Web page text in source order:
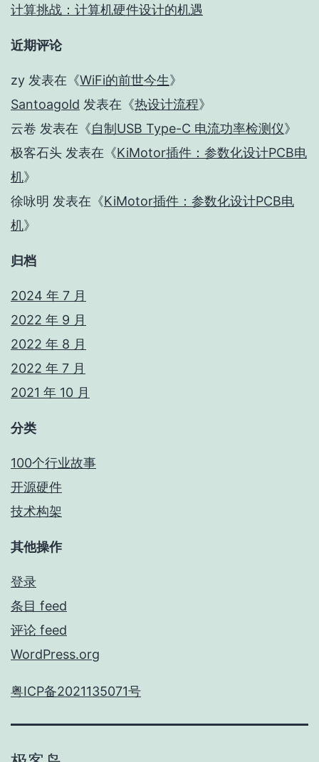
计算挑战：计算机硬件设计的机遇
近期评论
zy 发表在《WiFi的前世今生》
Santoagold 发表在《热设计流程》
云卷 发表在《自制USB Type-C 电流功率检测仪》
极客石头 发表在《KiMotor插件：参数化设计PCB电
机》
徐咏明 发表在《KiMotor插件：参数化设计PCB电
机》
归档
2024 年 7 月
2022 年 9 月
2022 年 8 月
2022 年 7 月
2021 年 10 月
分类
100个行业故事
开源硬件
技术构架
其他操作
登录
条目 feed
评论 feed
WordPress.org
粤ICP备2021135071号